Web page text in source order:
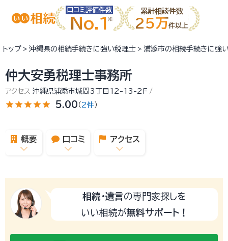
口コミ評価件数
No.1
累計相談件数
25万件以上
トップ 沖縄県の相続手続きに強い税理士 浦添市の相続手続きに強
仲大安勇税理士事務所
アクセス 沖縄県浦添市城間3丁目12-13-2Ｆ
star star star star star 5.00 （ 2件）
概要 口コミ アクセス
相続・遺言の専門家探しを
いい相続が無料サポート！